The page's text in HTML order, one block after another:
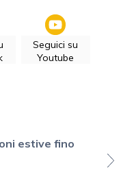
Seguici su
Youtube
estive fino